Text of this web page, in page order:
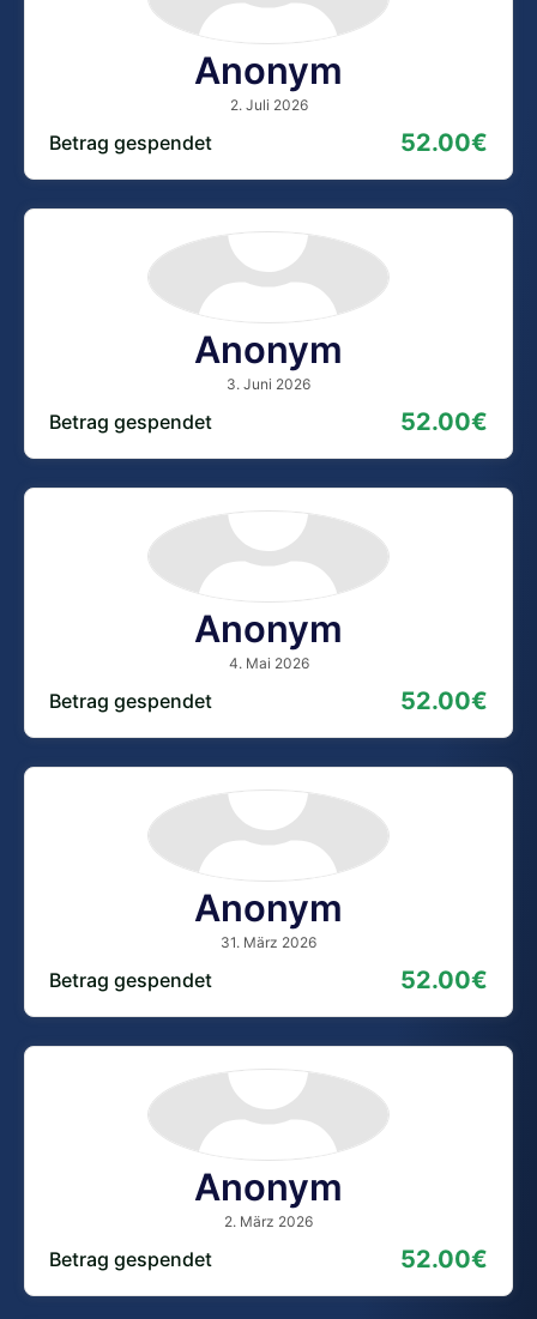
Anonym
2. Juli 2026
Betrag gespendet 52.00€
Anonym
3. Juni 2026
Betrag gespendet 52.00€
Anonym
4. Mai 2026
Betrag gespendet 52.00€
Anonym
31. März 2026
Betrag gespendet 52.00€
Anonym
2. März 2026
Betrag gespendet 52.00€